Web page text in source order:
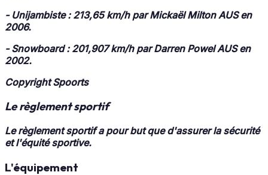
- Unijambiste: 213,65 km/h parMickaël Milton AUS en
2006.
-Snowboard: 201,907 km/h parDarren PowelAUS en
2002.
Copyright Spoorts
Le règlement sportif
Le règlement sportif a pour but que d'assurer la sécurité
et l'équité sportive.
L'équipement